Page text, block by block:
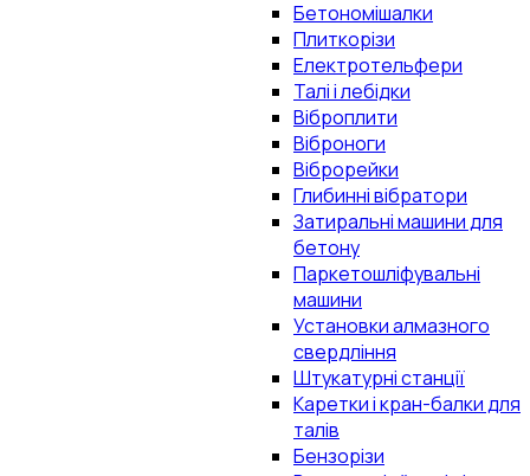
Бетономішалки
Плиткорізи
Електротельфери
Талі і лебідки
Віброплити
Віброноги
Віброрейки
Глибинні вібратори
Затиральні машини для
бетону
Паркетошліфувальні
машини
Установки алмазного
свердління
Штукатурні станції
Каретки і кран-балки для
талів
Бензорізи